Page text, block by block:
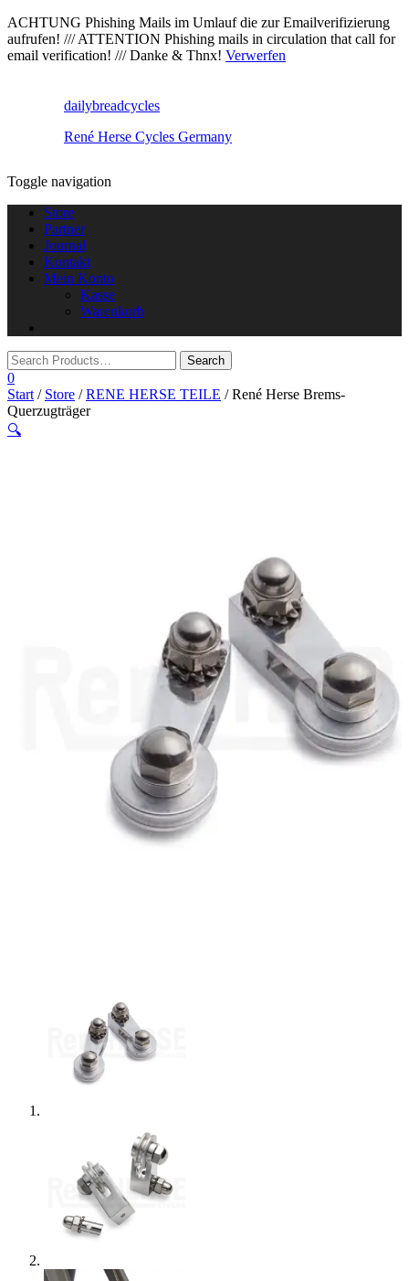
ACHTUNG Phishing Mails im Umlauf die zur Emailverifizierung
aufrufen! /// ATTENTION Phishing mails in circulation that call for
email verification! /// Danke & Thnx! Verwerfen
dailybreadcycles
René Herse Cycles Germany
Toggle navigation
Store
Partner
Journal
Kontakt
Mein Konto
Kasse
Warenkorb
0
Start / Store /RENE HERSE TEILE / René Herse Brems-
Querzugträger
🔍